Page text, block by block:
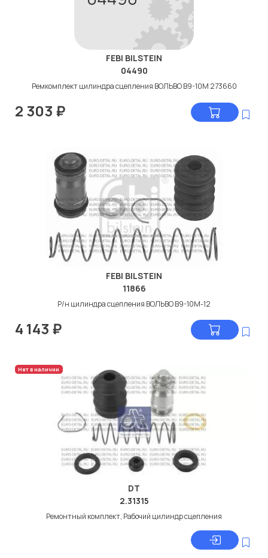
FEBI BILSTEIN
04490
Ремкомплект цилиндра сцепления ВОЛЬВО В9-10М 273660
2 303 ₽
FEBI BILSTEIN
11866
Р/н цилиндра сцепления ВОЛЬВО В9-10М-12
4 143 ₽
Нет в наличии
DT
2.31315
Ремонтный комплект, Рабочий цилиндр сцепления